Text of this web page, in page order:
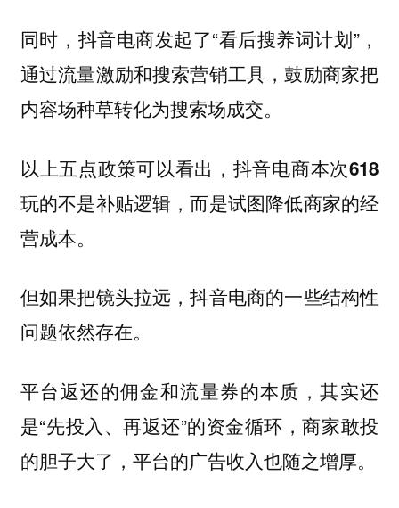
同时，抖音电商发起了“看后搜养词计划”，
通过流量激励和搜索营销工具，鼓励商家把
内容场种草转化为搜索场成交。
以上五点政策可以看出，抖音电商本次618
玩的不是补贴逻辑，而是试图降低商家的经
营成本。
但如果把镜头拉远，抖音电商的一些结构性
问题依然存在。
平台返还的佣金和流量券的本质，其实还
是“先投入、再返还”的资金循环，商家敢投
的胆子大了，平台的广告收入也随之增厚。